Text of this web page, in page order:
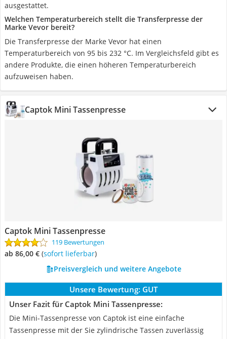
ausgestattet.
Welchen Temperaturbereich stellt die Transferpresse der
Marke Vevor bereit?
Die Transferpresse der Marke Vevor hat einen
Temperaturbereich von 95 bis 232 °C. Im Vergleichsfeld gibt es
andere Produkte, die einen höheren Temperaturbereich
aufzuweisen haben.
Captok Mini Tassenpresse
Captok Mini Tassenpresse
119 Bewertungen
ab 86,00 € ( Sofort lieferbar)
Preisvergleich und weitere Angebote
Unsere Bewertung: GUT
Unser Fazit für Captok Mini Tassenpresse:
Die Mini-Tassenpresse von Captok ist eine einfache
Tassenpresse mit der Sie zylindrische Tassen zuverlässig